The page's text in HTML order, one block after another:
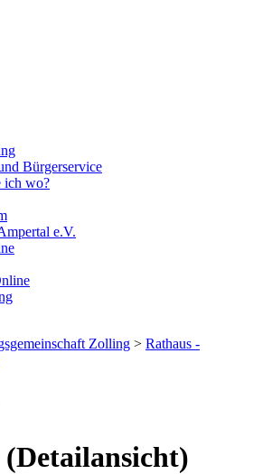
Bürgerservice
ich wo?
e.V.
Zolling > Rathaus -